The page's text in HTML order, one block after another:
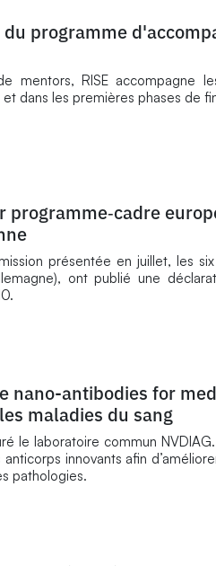
programme
mentors, RISE accompagne
dans les premières phases de
présentée en juillet, les
ont publié une
nano-antibodies for
maladies du sang
le laboratoire commun
innovants afin
pathologies.